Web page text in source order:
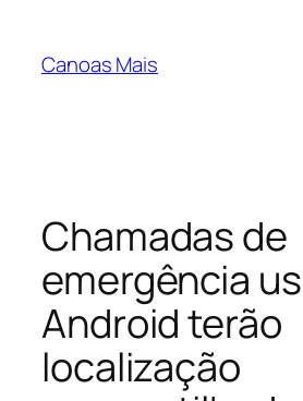
Canoas Mais
Chamadas de
emergência
Android terão
localização